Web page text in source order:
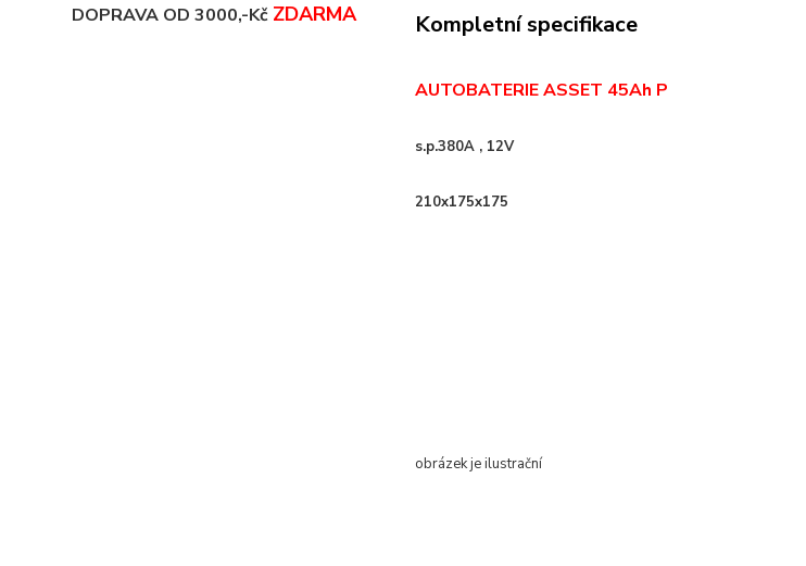
DOPRAVA OD 3000,-Kč ZDARMA Kompletní specifikace
AUTOBATERIE ASSET 45Ah P
s.p.380A , 12V
210x175x175
obrázek je ilustrační